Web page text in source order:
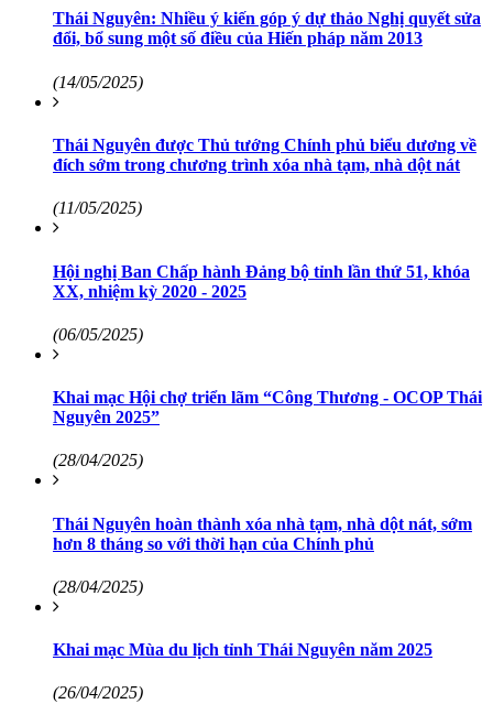
Thái Nguyên: Nhiều ý kiến góp ý dự thảo Nghị quyết sửa
đổi, bổ sung một số điều của Hiến pháp năm 2013
(14/05/2025)
Thái Nguyên được Thủ tướng Chính phủ biểu dương về
đích sớm trong chương trình xóa nhà tạm, nhà dột nát
(11/05/2025)
Hội nghị Ban Chấp hành Đảng bộ tỉnh lần thứ 51, khóa
XX, nhiệm kỳ 2020 - 2025
(06/05/2025)
Khai mạc Hội chợ triển lãm “Công Thương - OCOP Thái
Nguyên 2025”
(28/04/2025)
Thái Nguyên hoàn thành xóa nhà tạm, nhà dột nát, sớm
hơn 8 tháng so với thời hạn của Chính phủ
(28/04/2025)
Khai mạc Mùa du lịch tỉnh Thái Nguyên năm 2025
(26/04/2025)